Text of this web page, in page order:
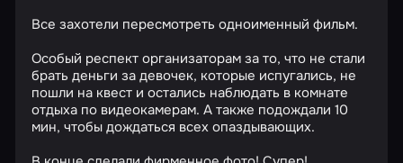
Все захотели пересмотреть одноименный фильм.
Особый респект организаторам за то, что не стали
брать деньги за девочек, которые испугались, не
пошли на квест и остались наблюдать в комнате
отдыха по видеокамерам. А также подождали 10
мин, чтобы дождаться всех опаздывающих.